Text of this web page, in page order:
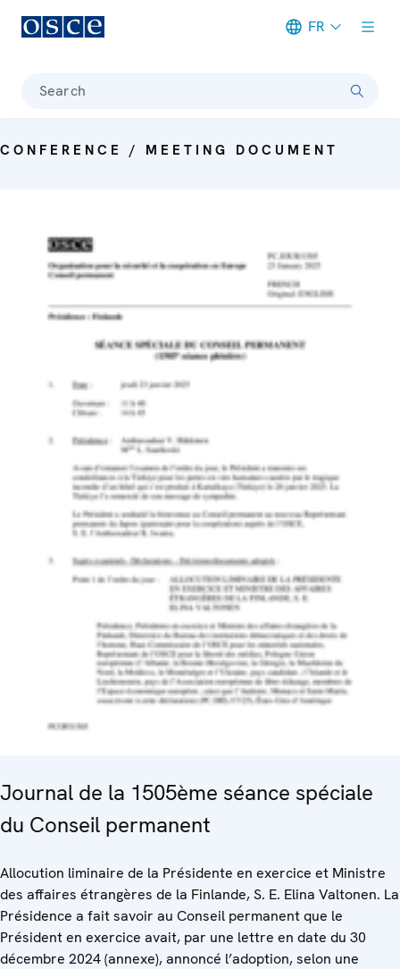
FR
Search
CONFERENCE / MEETING DOCUMENT
Journal de la 1505ème séance spéciale
du Conseil permanent
Allocution liminaire de la Présidente en exercice et Ministre
des affaires étrangères de la Finlande, S. E. Elina Valtonen. La
Présidence a fait savoir au Conseil permanent que le
Président en exercice avait, par une lettre en date du 30
décembre 2024 (annexe), annoncé l’adoption, selon une